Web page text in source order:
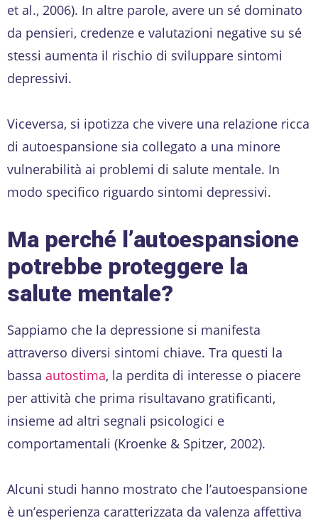
et al., 2006). In altre parole, avere un sé dominato
da pensieri, credenze e valutazioni negative su sé
stessi aumenta il rischio di sviluppare sintomi
depressivi.
Viceversa, si ipotizza che vivere una relazione ricca
di autoespansione sia collegato a una minore
vulnerabilità ai problemi di salute mentale. In
modo specifico riguardo sintomi depressivi.
Ma perché l’autoespansione
potrebbe proteggere la
salute mentale?
Sappiamo che la depressione si manifesta
attraverso diversi sintomi chiave. Tra questi la
bassa autostima, la perdita di interesse o piacere
per attività che prima risultavano gratificanti,
insieme ad altri segnali psicologici e
comportamentali (Kroenke & Spitzer, 2002).
Alcuni studi hanno mostrato che l’autoespansione
è un’esperienza caratterizzata da valenza affettiva